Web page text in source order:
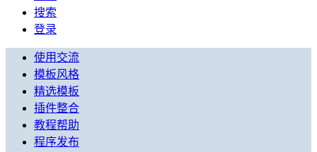
搜索
登录
使用交流
模板风格
精选模板
插件整合
教程帮助
程序发布